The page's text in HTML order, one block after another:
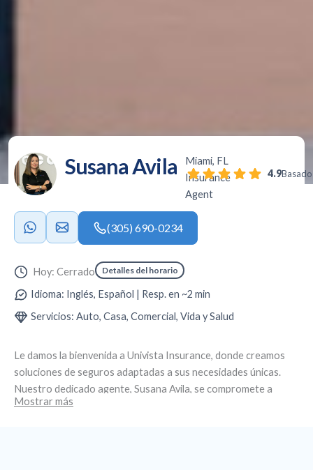
Susana Avila
Miami, FL
Insurance
Agent
4.9Basado
(305) 690-0234
Le damos la bienvenida a Univista Insurance, donde creamos
soluciones de seguros adaptadas a sus necesidades únicas.
Nuestro dedicado agente, Susana Avila, se compromete a
brindar un servicio personalizado y asesoramiento experto.
Mostrar más
Hoy: Cerrado Detalles del horario
Idioma: Inglés, Español | Resp. en ~2 min
Servicios: Auto, Casa, Comercial, Vida y Salud